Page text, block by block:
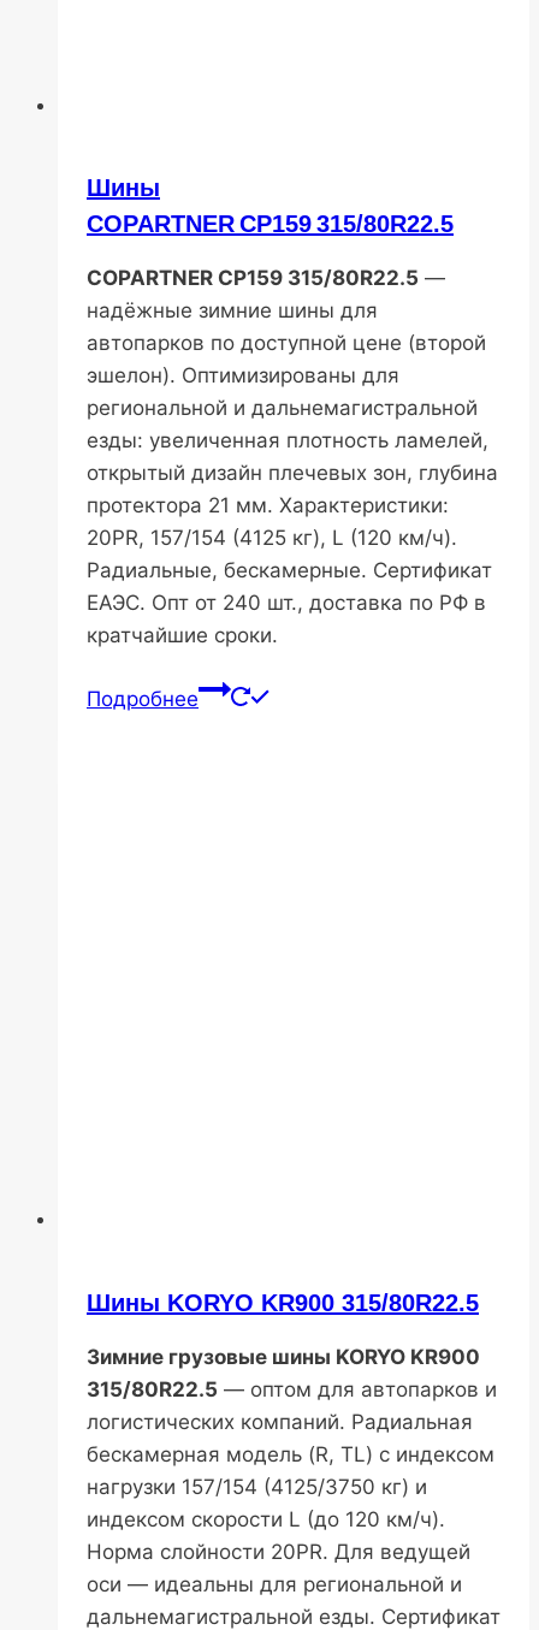
Шины
COPARTNER CP159 315/80R22.5
COPARTNER CP159 315/80R22.5 —
надёжные зимние шины для
автопарков по доступной цене (второй
эшелон). Оптимизированы для
региональной и дальнемагистральной
езды: увеличенная плотность ламелей,
открытый дизайн плечевых зон, глубина
протектора 21 мм. Характеристики:
20PR, 157/154 (4125 кг), L (120 км/ч).
Радиальные, бескамерные. Сертификат
ЕАЭС. Опт от 240 шт., доставка по РФ в
кратчайшие сроки.
Подробнее
Шины KORYO KR900 315/80R22.5
Зимние грузовые шины KORYO KR900
315/80R22.5 — оптом для автопарков и
логистических компаний. Радиальная
бескамерная модель (R, TL) с индексом
нагрузки 157/154 (4125/3750 кг) и
индексом скорости L (до 120 км/ч).
Норма слойности 20PR. Для ведущей
оси — идеальны для региональной и
дальнемагистральной езды. Сертификат